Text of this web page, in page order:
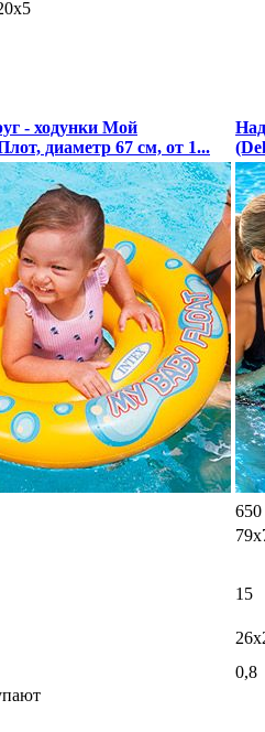
- ходунки Мой
диаметр 67 см, от 1...
650
15
0,8